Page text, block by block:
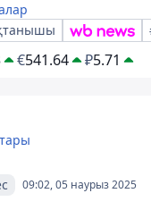
€541.64 ₽5.71
09:02, 05 наурыз 2025